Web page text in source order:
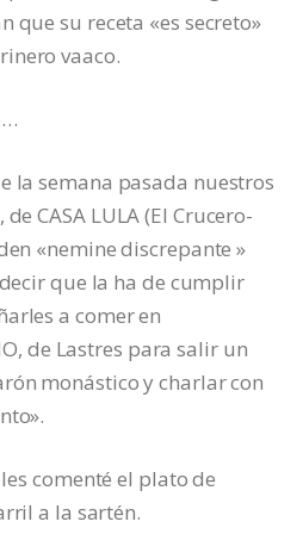
que su receta «es secreto»
vaaco.
la semana pasada nuestros
CASA LULA (El Crucero-
«nemine discrepante »
que la ha de cumplir
a comer en
de Lastres para salir un
monástico y charlar con
comenté el plato de
a la sartén.